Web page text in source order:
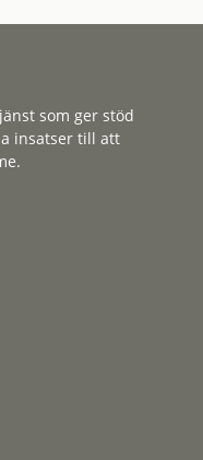
som ger stöd
insatser till att